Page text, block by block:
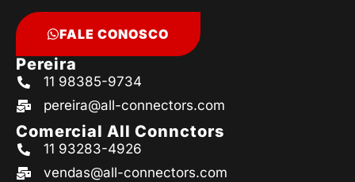
FALE CONOSCO
Pereira
11 98385-9734
pereira@all-connectors.com
Comercial All Connctors
11 93283-4926
vendas@all-connectors.com